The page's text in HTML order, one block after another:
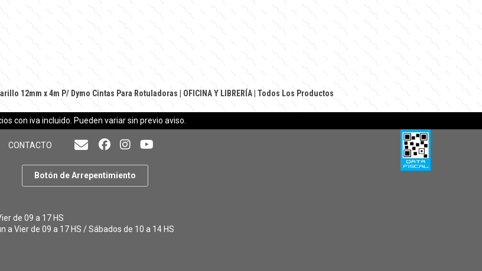
12mm x 4m P/ Dymo Cintas Para Rotuladoras OFICINA Y LIBRERÍA| Todos Los Productos
con iva incluido. Pueden variar sin previo aviso.
CONTACTO
Botón de Arrepentimiento
de 09 a 17 HS
a Vier de 09 a 17 HS / Sábados de 10 a 14 HS